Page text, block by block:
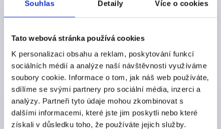
Souhlas Detaily Více o cookies
Tato webová stránka používá cookies
K personalizaci obsahu a reklam, poskytování funkcí
sociálních médií a analýze naší návštěvnosti využíváme
soubory cookie. Informace o tom, jak náš web používáte,
sdílíme se svými partnery pro sociální média, inzerci a
analýzy. Partneři tyto údaje mohou zkombinovat s
dalšími informacemi, které jste jim poskytli nebo které
získali v důsledku toho, že používáte jejich služby.
7015
MATERIÁL KOMPONENTY=NEREZOVÁ OCEL
PROVEDENÍ=K
POVRCH KOMPONENTY=BEZ POVRCHOVÉ ÚPRAVY
D2=13,5
VÝŠKA=26 H2=14 H3=10
Objednací číslo:K1794.1240082144
CZK158.44
bez DPH
plus náklady na dopravu
DETAILY